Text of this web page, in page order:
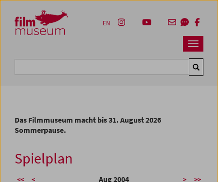
Zum Inhalt
Zum Hauptmenü
Zur Servicenavigation
Zum Suche
Navbar
EN
Das Filmmuseum macht bis 31. August 2026
Sommerpause.
Spielplan
<< < Aug 2004 > >>